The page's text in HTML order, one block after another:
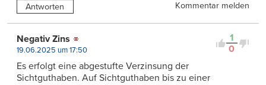
Antworten Kommentar melden
1
0
Negativ Zins
19.06.2025 um 17:50
Es erfolgt eine abgestufte Verzinsung der
Sichtguthaben. Auf Sichtguthaben bis zu einer